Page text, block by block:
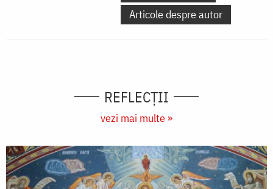
Articole despre autor
REFLECȚII
vezi mai multe »